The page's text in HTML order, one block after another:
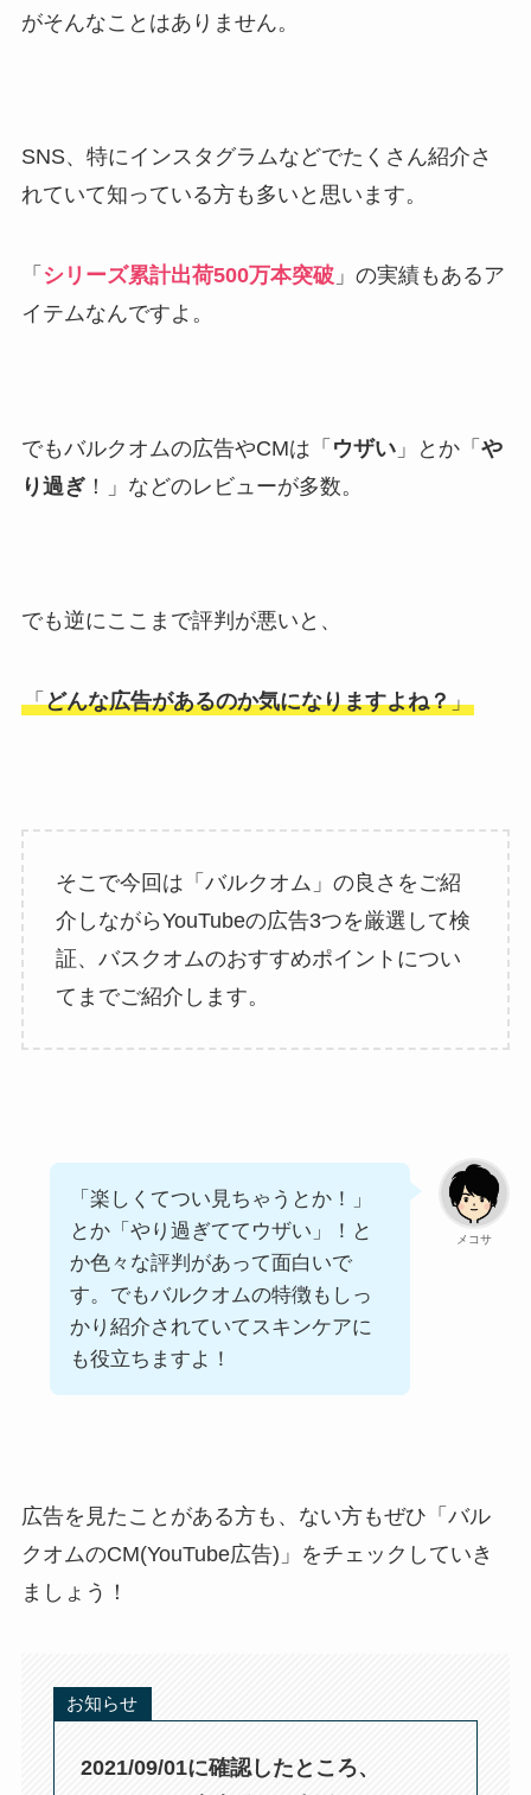
がそんなことはありません。
SNS、特にインスタグラムなどでたくさん紹介さ
れていて知っている方も多いと思います。
「 シリーズ累計出荷500万本突破」 の実績もあるア
イテムなんですよ。
でもバルクオムの広告やCMは「 ウザい」とか「 や
り過ぎ！」などのレビューが多数。
でも逆にここまで評判が悪いと、
「どんな広告があるのか気になりますよね？」
そこで今回は「バルクオム」の良さをご紹
介しながらYouTubeの広告3つを厳選して検
証、バスクオムのおすすめポイントについ
てまでご紹介します。
メコサ
「楽しくてつい見ちゃうとか！」
とか「やり過ぎててウザい」！と
か色々な評判があって面白いで
す。でもバルクオムの特徴もしっ
かり紹介されていてスキンケアに
も役立ちますよ！
広告を見たことがある方も、ない方もぜひ「バル
クオムのCM(YouTube広告)」をチェックしていき
ましょう！
お知らせ
2021/09/01に確認したところ、